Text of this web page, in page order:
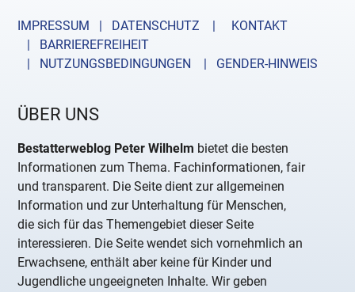
IMPRESSUM | DATENSCHUTZ |
KONTAKT
| BARRIEREFREIHEIT
| NUTZUNGSBEDINGUNGEN
| GENDER-HINWEIS
ÜBER UNS
Bestatterweblog Peter Wilhelm bietet die besten
Informationen zum Thema. Fachinformationen, fair
und transparent. Die Seite dient zur allgemeinen
Information und zur Unterhaltung für Menschen,
die sich für das Themengebiet dieser Seite
interessieren. Die Seite wendet sich vornehmlich an
Erwachsene, enthält aber keine für Kinder und
Jugendliche ungeeigneten Inhalte. Wir geben